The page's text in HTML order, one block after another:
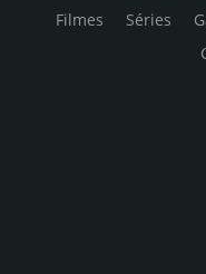
Filmes Séries